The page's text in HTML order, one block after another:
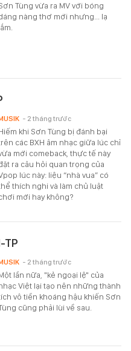
Tùng vừa ra MV với bóng
nàng thơ mới nhưng... lạ
khi Sơn Tùng bị đánh bại
các BXH âm nhạc giữa lúc chỉ
mới comeback, thực tế này
ra câu hỏi quan trọng của
lúc này: liệu “nhà vua” có
thích nghi và làm chủ luật
mới hay không?
- 2 tháng trước
TP
lần nữa, "kẻ ngoại lệ" của
Việt lại tạo nên những thành
vô tiền khoáng hậu khiến Sơn
cũng phải lùi về sau.
- 2 tháng trước